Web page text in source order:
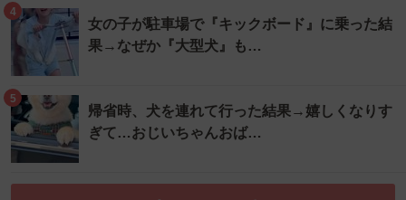
4
女の子が駐車場で『キックボード』に乗った結
果→なぜか『大型犬』も…
5
帰省時、犬を連れて行った結果→嬉しくなりす
ぎて…おじいちゃんおば…